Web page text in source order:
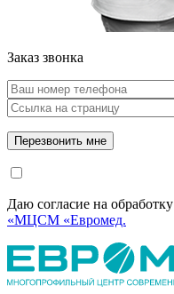
Заказ звонка
Даю согласие на обработку
«МЦСМ «Евромед.